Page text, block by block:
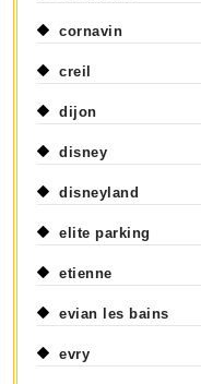
cornavin
creil
dijon
disney
disneyland
elite parking
etienne
evian les bains
evry